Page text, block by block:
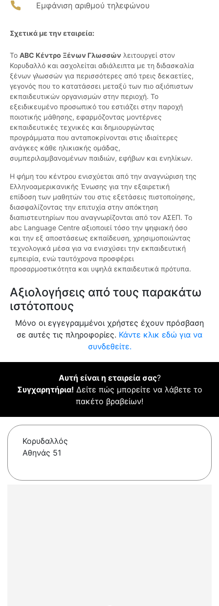
Εμφάνιση αριθμού τηλεφώνου
Σχετικά με την εταιρεία:
Το ABC Κέντρο Ξένων Γλωσσών λειτουργεί στον
Κορυδαλλό και ασχολείται αδιάλειπτα με τη διδασκαλία
ξένων γλωσσών για περισσότερες από τρεις δεκαετίες,
γεγονός που το κατατάσσει μεταξύ των πιο αξιόπιστων
εκπαιδευτικών οργανισμών στην περιοχή. Το
εξειδικευμένο προσωπικό του εστιάζει στην παροχή
ποιοτικής μάθησης, εφαρμόζοντας μοντέρνες
εκπαιδευτικές τεχνικές και δημιουργώντας
προγράμματα που ανταποκρίνονται στις ιδιαίτερες
ανάγκες κάθε ηλικιακής ομάδας,
συμπεριλαμβανομένων παιδιών, εφήβων και ενηλίκων.
Η φήμη του κέντρου ενισχύεται από την αναγνώριση της
Ελληνοαμερικανικής Ένωσης για την εξαιρετική
επίδοση των μαθητών του στις εξετάσεις πιστοποίησης,
διασφαλίζοντας την επιτυχία στην απόκτηση
διαπιστευτηρίων που αναγνωρίζονται από τον ΑΣΕΠ. Το
abc Language Centre αξιοποιεί τόσο την ψηφιακή όσο
και την εξ αποστάσεως εκπαίδευση, χρησιμοποιώντας
τεχνολογικά μέσα για να ενισχύσει την εκπαιδευτική
εμπειρία, ενώ ταυτόχρονα προσφέρει
προσαρμοστικότητα και υψηλά εκπαιδευτικά πρότυπα.
Αξιολογήσεις από τους παρακάτω
ιστότοπους
Μόνο οι εγγεγραμμένοι χρήστες έχουν πρόσβαση
σε αυτές τις πληροφορίες. Κάντε κλικ εδώ για να
συνδεθείτε.
Αυτή είναι η εταιρεία σας?
Συγχαρητήρια! Δείτε πώς μπορείτε να λάβετε το
πακέτο βραβείων!
Κορυδαλλός
Aθηνάς 51